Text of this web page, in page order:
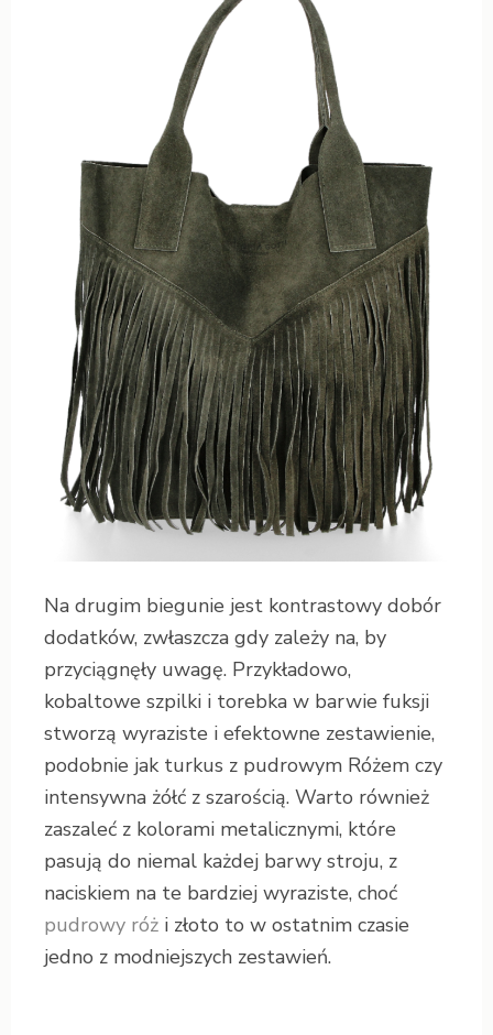
Na drugim biegunie jest kontrastowy dobór
dodatków, zwłaszcza gdy zależy na, by
przyciągnęły uwagę. Przykładowo,
kobaltowe szpilki i torebka w barwie fuksji
stworzą wyraziste i efektowne zestawienie,
podobnie jak turkus z pudrowym Różem czy
intensywna żółć z szarością. Warto również
zaszaleć z kolorami metalicznymi, które
pasują do niemal każdej barwy stroju, z
naciskiem na te bardziej wyraziste, choć
pudrowy róż i złoto to w ostatnim czasie
jedno z modniejszych zestawień.